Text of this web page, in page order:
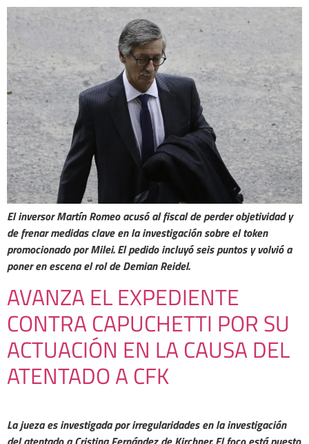
El inversor Martín Romeo acusó al fiscal de perder objetividad y
de frenar medidas clave en la investigación sobre el token
promocionado por Milei. El pedido incluyó seis puntos y volvió a
poner en escena el rol de Demian Reidel.
AVANZA EL EXPEDIENTE
CONTRA CAPUCHETTI POR SU
ACTUACIÓN EN LA CAUSA DEL
ATENTADO A CFK
La jueza es investigada por irregularidades en la investigación